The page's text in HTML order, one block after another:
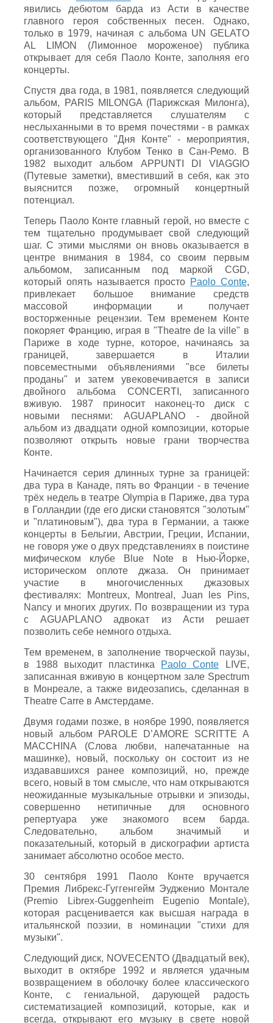
явились дебютом барда из Асти в качестве
главного героя собственных песен. Однако,
только в 1979, начиная с альбома UN GELATO
AL LIMON (Лимонное мороженое) публика
открывает для себя Паоло Конте, заполняя его
концерты.
Спустя два года, в 1981, появляется следующий
альбом, PARIS MILONGA (Парижская Милонга),
который представляется слушателям с
неслыханными в то время почестями - в рамках
соответствующего "Дня Конте" - мероприятия,
организованного Клубом Тенко в Сан-Ремо. В
1982 выходит альбом APPUNTI DI VIAGGIO
(Путевые заметки), вместивший в себя, как это
выяснится позже, огромный концертный
потенциал.
Теперь Паоло Конте главный герой, но вместе с
тем тщательно продумывает свой следующий
шаг. С этими мыслями он вновь оказывается в
центре внимания в 1984, со своим первым
альбомом, записанным под маркой CGD,
который опять называется просто Paolo Conte,
привлекает большое внимание средств
массовой информации и получает
восторженные рецензии. Тем временем Конте
покоряет Францию, играя в "Theatre de la ville" в
Париже в ходе турне, которое, начинаясь за
границей, завершается в Италии
повсеместными объявлениями "все билеты
проданы" и затем увековечивается в записи
двойного альбома CONCERTI, записанного
вживую. 1987 приносит наконец-то диск с
новыми песнями: AGUAPLANO - двойной
альбом из двадцати одной композиции, которые
позволяют открыть новые грани творчества
Конте.
Начинается серия длинных турне за границей:
два тура в Канаде, пять во Франции - в течение
трёх недель в театре Olympia в Париже, два тура
в Голландии (где его диски становятся "золотым"
и "платиновым"), два тура в Германии, а также
концерты в Бельгии, Австрии, Греции, Испании,
не говоря уже о двух представлениях в поистине
мифическом клубе Blue Note в Нью-Йорке,
историческом оплоте джаза. Он принимает
участие в многочисленных джазовых
фестивалях: Montreux, Montreal, Juan les Pins,
Nancy и многих других. По возвращении из тура
с AGUAPLANO адвокат из Асти решает
позволить себе немного отдыха.
Тем временем, в заполнение творческой паузы,
в 1988 выходит пластинка
Paolo Conte LIVE,
записанная вживую в концертном зале Spectrum
в Монреале, а также видеозапись, сделанная в
Theatre Carre в Амстердаме.
Двумя годами позже, в ноябре 1990, появляется
новый альбом PAROLE D’AMORE SCRITTE A
MACCHINA (Слова любви, напечатанные на
машинке), новый, поскольку он состоит из не
издававшихся ранее композиций, но, прежде
всего, новый в том смысле, что нам открываются
неожиданные музыкальные отрывки и эпизоды,
совершенно нетипичные для основного
репертуара уже знакомого всем барда.
Следовательно, альбом значимый и
показательный, который в дискографии артиста
занимает абсолютно особое место.
30 сентября 1991 Паоло Конте вручается
Премия Либрекс-Гуггенгейм Эудженио Монтале
(Premio Librex-Guggenheim Eugenio Montale),
которая расценивается как высшая награда в
итальянской поэзии, в номинации "стихи для
музыки".
Следующий диск, NOVECENTO (Двадцатый век),
выходит в октябре 1992 и является удачным
возвращением в оболочку более классического
Конте, с гениальной, дарующей радость
систематизацией композиций, которые, как и
всегда, открывают его музыку в свете новой